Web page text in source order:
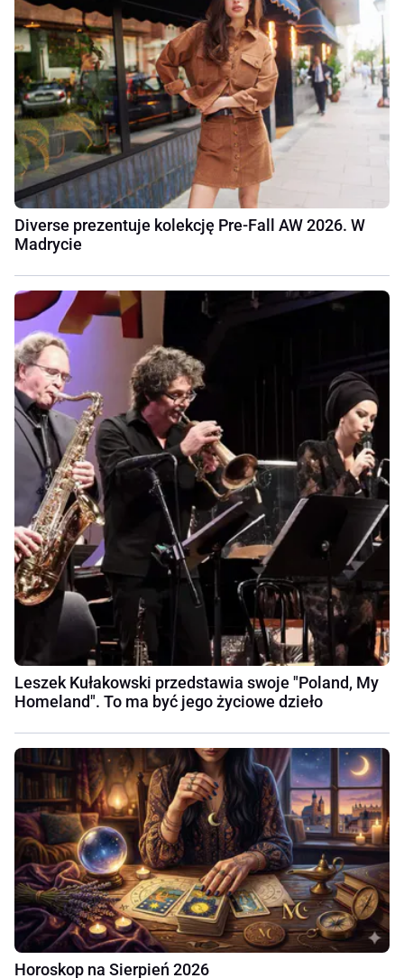
Diverse prezentuje kolekcję Pre-Fall AW 2026. W
Madrycie
Leszek Kułakowski przedstawia swoje "Poland, My
Homeland". To ma być jego życiowe dzieło
Horoskop na Sierpień 2026